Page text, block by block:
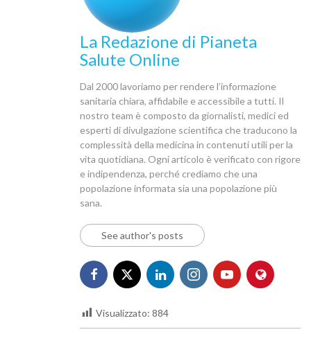
La Redazione di Pianeta
Salute Online
Dal 2000 lavoriamo per rendere l’informazione
sanitaria chiara, affidabile e accessibile a tutti. Il
nostro team è composto da giornalisti, medici ed
esperti di divulgazione scientifica che traducono la
complessità della medicina in contenuti utili per la
vita quotidiana. Ogni articolo è verificato con rigore
e indipendenza, perché crediamo che una
popolazione informata sia una popolazione più
sana.
See author's posts
Visualizzato: 884